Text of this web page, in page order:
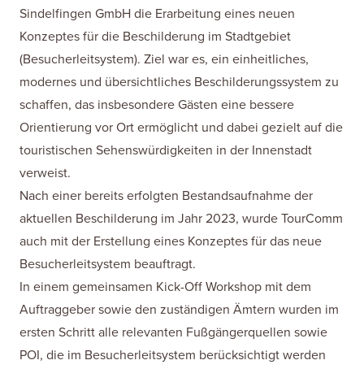
Sindelfingen GmbH die Erarbeitung eines neuen
Konzeptes für die Beschilderung im Stadtgebiet
(Besucherleitsystem). Ziel war es, ein einheitliches,
modernes und übersichtliches Beschilderungssystem zu
schaffen, das insbesondere Gästen eine bessere
Orientierung vor Ort ermöglicht und dabei gezielt auf die
touristischen Sehenswürdigkeiten in der Innenstadt
verweist.
Nach einer bereits erfolgten Bestandsaufnahme der
aktuellen Beschilderung im Jahr 2023, wurde TourComm
auch mit der Erstellung eines Konzeptes für das neue
Besucherleitsystem beauftragt.
In einem gemeinsamen Kick-Off Workshop mit dem
Auftraggeber sowie den zuständigen Ämtern wurden im
ersten Schritt alle relevanten Fußgängerquellen sowie
POI, die im Besucherleitsystem berücksichtigt werden